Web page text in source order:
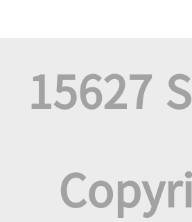
15627